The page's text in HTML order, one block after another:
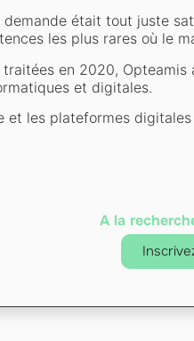
était tout juste
les plus rares où le
en 2020,
et digitales.
et les plateformes
A la